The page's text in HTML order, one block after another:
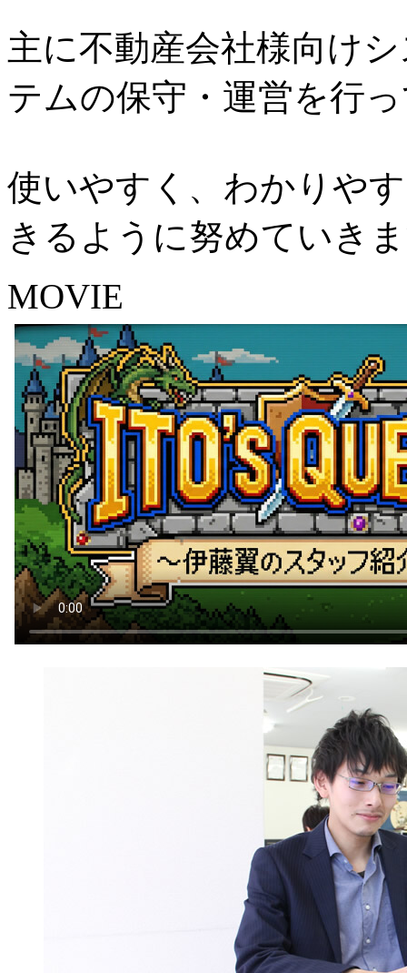
主に不動産会社様向け
テムの保守・運営を行
使いやすく、わかりや
きるように努めていき
MOVIE